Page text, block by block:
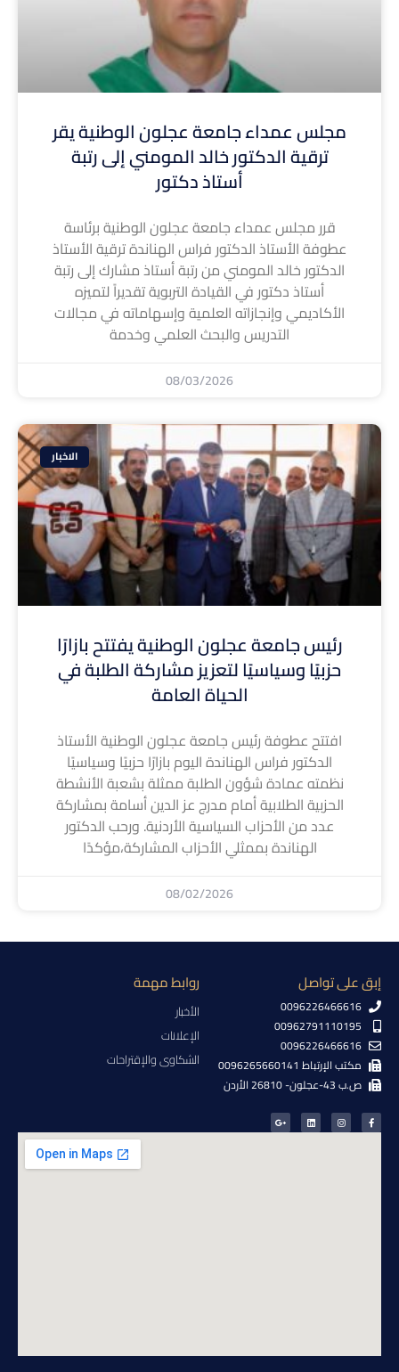
مجلس عمداء جامعة عجلون الوطنية يقر
ترقية الدكتور خالد المومني إلى رتبة
أستاذ دكتور
قرر مجلس عمداء جامعة عجلون الوطنية برئاسة
عطوفة الأستاذ الدكتور فراس الهناندة ترقية الأستاذ
الدكتور خالد المومني من رتبة أستاذ مشارك إلى رتبة
أستاذ دكتور في القيادة التربوية تقديراً لتميزه
الأكاديمي وإنجازاته العلمية وإسهاماته في مجالات
التدريس والبحث العلمي وخدمة
08/03/2026
الاخبار
رئيس جامعة عجلون الوطنية يفتتح بازارًا
حزبيًا وسياسيًا لتعزيز مشاركة الطلبة في
الحياة العامة
افتتح عطوفة رئيس جامعة عجلون الوطنية الأستاذ
الدكتور فراس الهناندة اليوم بازارًا حزبيًا وسياسيًا
نظمته عمادة شؤون الطلبة ممثلة بشعبة الأنشطة
الحزبية الطلابية أمام مدرج عز الدين أسامة بمشاركة
عدد من الأحزاب السياسية الأردنية. ورحب الدكتور
الهناندة بممثلي الأحزاب المشاركة،مؤكدًا
08/02/2026
إبق على تواصل
0096226466616
00962791110195
0096226466616
مكتب الإرتباط 0096265660141
ص.ب 43-عجلون- 26810 الأردن
روابط مهمة
الأخبار
الإعلانات
الشكاوى والإقتراحات